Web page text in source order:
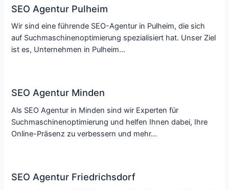
SEO Agentur Pulheim
Wir sind eine führende SEO-Agentur in Pulheim, die sich
auf Suchmaschinenoptimierung spezialisiert hat. Unser Ziel
ist es, Unternehmen in Pulheim…
SEO Agentur Minden
Als SEO Agentur in Minden sind wir Experten für
Suchmaschinenoptimierung und helfen Ihnen dabei, Ihre
Online-Präsenz zu verbessern und mehr…
SEO Agentur Friedrichsdorf